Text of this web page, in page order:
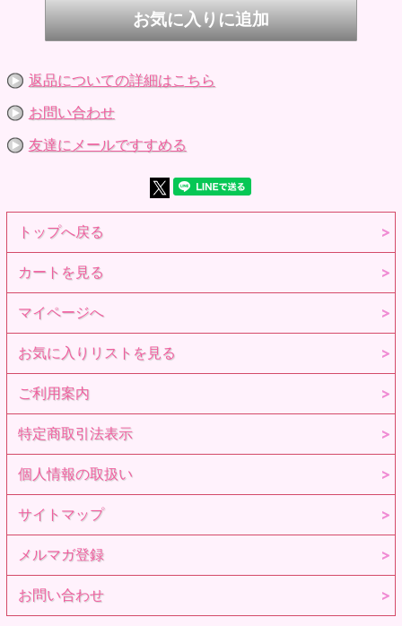
※マスクペイント・アイデザイン：DOLCHU
●衣 装：衣装一式、ソフビシューズ
※衣装製作：関口妙子
●付 属：魔法のステッキ、ポジ＆ネガ、ハンドパーツ6種
(本体装着分を含む)
©ぴえろ
こちらは仕様となりますので予めご了承ください。
（撮影用にヘアスタイリングしております）
※画像で使用している撮影小物は、セット内容には含まれま
せん。
※<a target="_blank"href="oshirase_koiiro.jpg (640×480)
(azone-int.co.jp)">濃色衣装についてのご案内</a>
返品についての詳細はこちら
お問い合わせ
友達にメールですすめる
トップへ戻る
カートを見る
マイページへ
お気に入りリストを見る
ご利用案内
特定商取引法表示
個人情報の取扱い
サイトマップ
メルマガ登録
お問い合わせ